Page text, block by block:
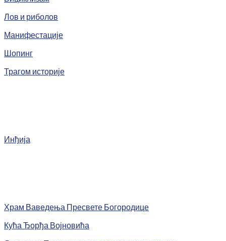
Лов и риболов
Манифестације
Шопинг
Трагом историје
Инђија
Храм Ваведења Пресвете Богородице
Кућа Ђорђа Војновића